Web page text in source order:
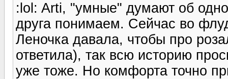
:lol: Arti, "умные" думают об
друга понимаем. Сейчас во
Леночка давала, чтобы про
ответила), так всю историю
уже тоже. Но комфорта точно